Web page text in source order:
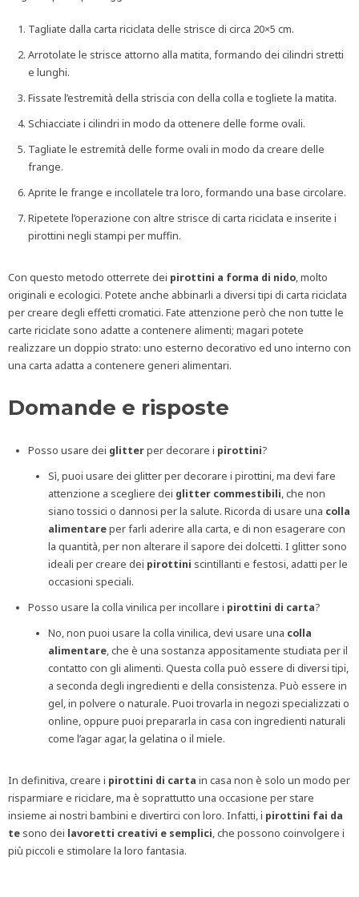
Tagliate dalla carta riciclata delle strisce di circa 20×5 cm.
Arrotolate le strisce attorno alla matita, formando dei cilindri stretti
e lunghi.
Fissate l’estremità della striscia con della colla e togliete la matita.
Schiacciate i cilindri in modo da ottenere delle forme ovali.
Tagliate le estremità delle forme ovali in modo da creare delle
frange.
Aprite le frange e incollatele tra loro, formando una base circolare.
Ripetete l’operazione con altre strisce di carta riciclata e inserite i
pirottini negli stampi per muffin.
Con questo metodo otterrete dei pirottini a forma di nido, molto
originali e ecologici. Potete anche abbinarli a diversi tipi di carta riciclata
per creare degli effetti cromatici. Fate attenzione però che non tutte le
carte riciclate sono adatte a contenere alimenti; magari potete
realizzare un doppio strato: uno esterno decorativo ed uno interno con
una carta adatta a contenere generi alimentari.
Domande e risposte
Posso usare dei glitterper decorare i pirottini?
Sì, puoi usare dei glitter per decorare i pirottini, ma devi fare
attenzione a scegliere dei glitter commestibili, che non
siano tossici o dannosi per la salute. Ricorda di usare una colla
alimentareper farli aderire alla carta, e di non esagerare con
la quantità, per non alterare il sapore dei dolcetti. I glitter sono
ideali per creare dei pirottini scintillanti e festosi, adatti per le
occasioni speciali.
Posso usare la colla vinilica per incollare i pirottini di carta?
No, non puoi usare la colla vinilica, devi usare una colla
alimentare, che è una sostanza appositamente studiata per il
contatto con gli alimenti. Questa colla può essere di diversi tipi,
a seconda degli ingredienti e della consistenza. Può essere in
gel, in polvere o naturale. Puoi trovarla in negozi specializzati o
online, oppure puoi prepararla in casa con ingredienti naturali
come l’agar agar, la gelatina o il miele.
In definitiva, creare i pirottini di carta in casa non è solo un modo per
risparmiare e riciclare, ma è soprattutto una occasione per stare
insieme ai nostri bambini e divertirci con loro. Infatti, i pirottini fai da
te sono dei lavoretti creativi e semplici, che possono coinvolgere i
più piccoli e stimolare la loro fantasia.